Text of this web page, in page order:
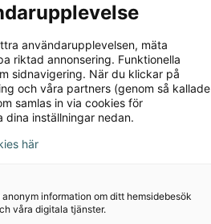
användarupplevelsen, mäta
riktad annonsering. Funktionella
sidnavigering. När du klickar på
och våra partners (genom så kallade
samlas in via cookies för
inställningar nedan.
här
information om ditt hemsidebesök
våra digitala tjänster.